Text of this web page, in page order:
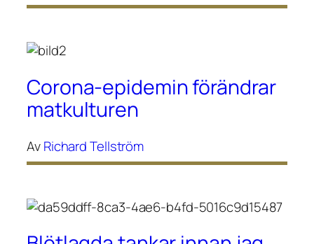
Corona-epidemin förändrar
matkulturen
AvRichard Tellström